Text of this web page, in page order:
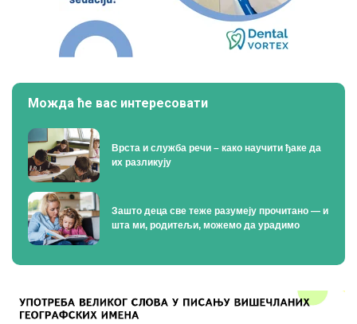
Можда ће вас интересовати
Врста и служба речи – како научити ђаке да
их разликују
Зашто деца све теже разумеју прочитано — и
шта ми, родитељи, можемо да урадимо